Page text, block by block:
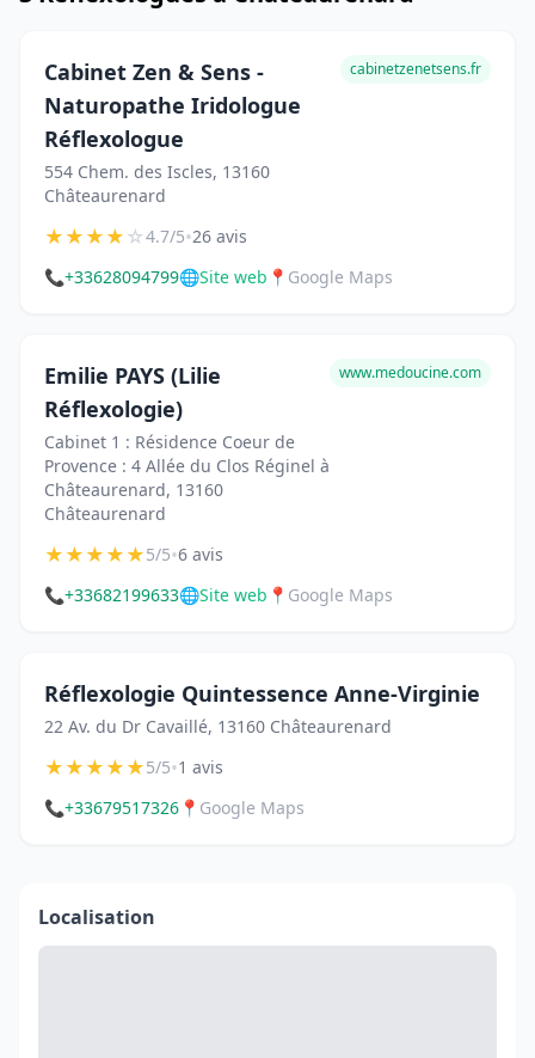
Cabinet Zen & Sens -
Naturopathe Iridologue
Réflexologue
554 Chem. des Iscles, 13160
Châteaurenard
cabinetzenetsens.fr
★★★★☆4.7/5•26 avis
📞+33628094799🌐Site web 📍 Google Maps
Emilie PAYS (Lilie
Réflexologie)
Cabinet 1 : Résidence Coeur de
Provence : 4 Allée du Clos Réginel à
Châteaurenard, 13160
Châteaurenard
www.medoucine.com
★★★★★5/5•6 avis
📞+33682199633🌐Site web 📍 Google Maps
Réflexologie Quintessence Anne-Virginie
22 Av. du Dr Cavaillé, 13160 Châteaurenard
★★★★★5/5•1 avis
📞+33679517326 📍 Google Maps
Localisation